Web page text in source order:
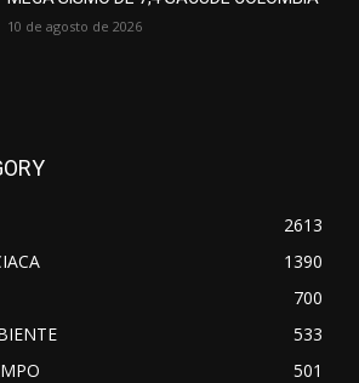
10 de agosto de 2026
2613
1390
700
533
501